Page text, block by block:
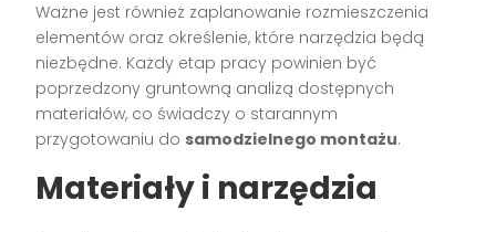
Ważne jest również zaplanowanie rozmieszczenia
elementów oraz określenie, które narzędzia będą
niezbędne. Każdy etap pracy powinien być
poprzedzony gruntowną analizą dostępnych
materiałów, co świadczy o starannym
przygotowaniu do samodzielnego montażu.
Materiały i narzędzia